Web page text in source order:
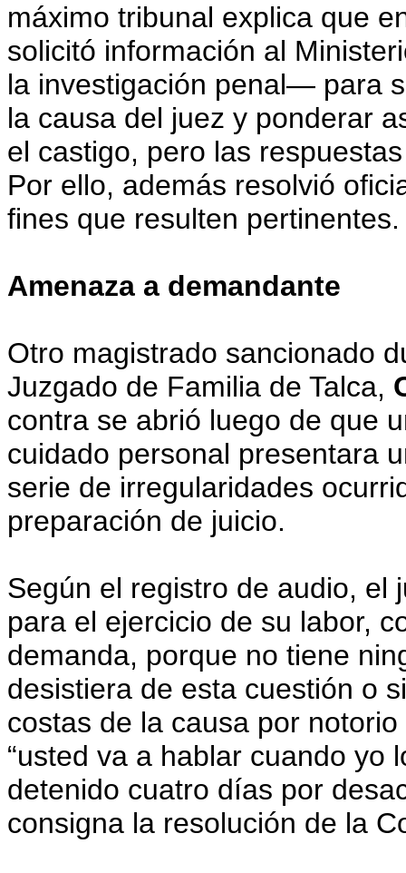
máximo tribunal explica que
solicitó información al
la investigación penal— para
la causa del juez y ponderar
el castigo, pero las
Por ello, además resolvió
fines que resulten pertinentes.
Amenaza a demandante
Otro magistrado sancionado
Juzgado de Familia de Talca,
contra se abrió luego de que
cuidado personal presentara
serie de irregularidades
preparación de juicio.
Según el registro de audio, el
para el ejercicio de su labor,
demanda, porque no tiene
desistiera de esta cuestión o
costas de la causa por
“usted va a hablar cuando yo
detenido cuatro días por
consigna la resolución de la